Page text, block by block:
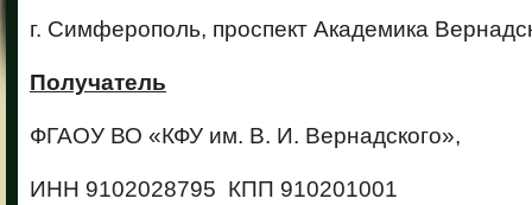
г. Симферополь, проспект Академика
Получатель
ФГАОУ ВО «КФУ им. В. И. Вернадского»,
ИНН 9102028795 КПП 910201001